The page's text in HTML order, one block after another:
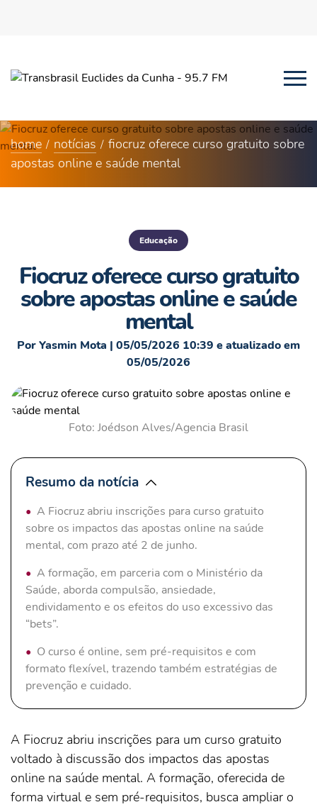
home notícias
fiocruz oferece curso gratuito sobre
apostas online e saúde mental
Educação
Fiocruz oferece curso gratuito
sobre apostas online e saúde
mental
Por Yasmin Mota | 05/05/2026 10:39 e atualizado em
05/05/2026
Foto: Joédson Alves/Agencia Brasil
Resumo da notícia
A Fiocruz abriu inscrições para curso gratuito
sobre os impactos das apostas online na saúde
mental, com prazo até 2 de junho.
A formação, em parceria com o Ministério da
Saúde, aborda compulsão, ansiedade,
endividamento e os efeitos do uso excessivo das
“bets”.
O curso é online, sem pré-requisitos e com
formato flexível, trazendo também estratégias de
prevenção e cuidado.
A Fiocruz abriu inscrições para um curso gratuito
voltado à discussão dos impactos das apostas
online na saúde mental. A formação, oferecida de
forma virtual e sem pré-requisitos, busca ampliar o